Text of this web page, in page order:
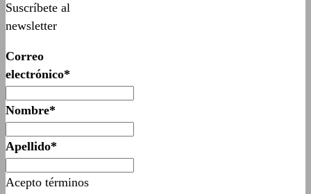
Suscríbete al
newsletter
Correo
electrónico*
Nombre*
Apellido*
Acepto términos